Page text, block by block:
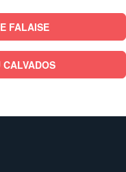
FALAISE